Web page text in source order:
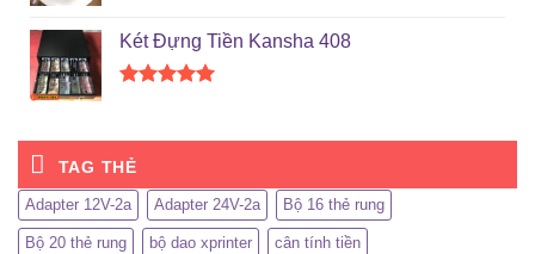
5 sao
Két Đựng Tiền Kansha 408
5 sao
TAG THẺ
Adapter 12V-2a Adapter 24V-2a Bộ 16 thẻ rung
Bộ 20 thẻ rung bộ dao xprinter cân tính tiền